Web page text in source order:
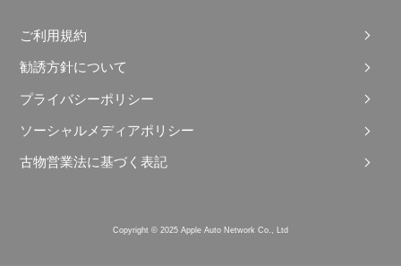
ご利用規約
勧誘方針について
プライバシーポリシー
ソーシャルメディアポリシー
古物営業法に基づく表記
Copyright © 2025 Apple Auto Network Co., Ltd